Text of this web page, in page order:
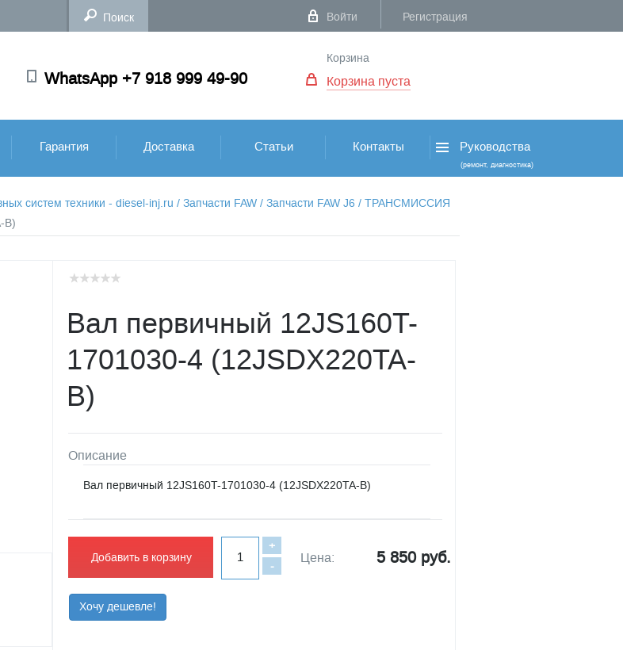
Войти Регистрация
WhatsApp +7 918 999 49-90
Корзина
Корзина пуста
Гарантия Доставка Статьи Контакты Руководства
(ремонт, диагностика)
систем техники - diesel-inj.ru / Запчасти FAW / Запчасти FAW J6 / ТРАНСМИССИЯ
B)
Вал первичный 12JS160T-
1701030-4 (12JSDX220TA-
B)
Описание
Вал первичный 12JS160T-1701030-4 (12JSDX220TA-B)
Цена: 5 850 руб.
Добавить в корзину
-
+
Хочу дешевле!